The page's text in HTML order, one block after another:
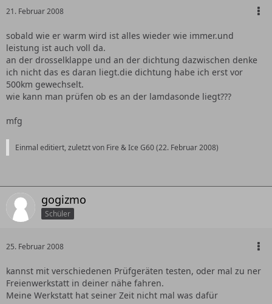
21. Februar 2008
sobald wie er warm wird ist alles wieder wie immer.und
leistung ist auch voll da.
an der drosselklappe und an der dichtung dazwischen denke
ich nicht das es daran liegt.die dichtung habe ich erst vor
500km gewechselt.
wie kann man prüfen ob es an der lamdasonde liegt???
mfg
Einmal editiert, zuletzt von Fire & Ice G60 (22. Februar 2008)
gogizmo
Schüler
25. Februar 2008
kannst mit verschiedenen Prüfgeräten testen, oder mal zu ner
Freienwerkstatt in deiner nähe fahren.
Meine Werkstatt hat seiner Zeit nicht mal was dafür